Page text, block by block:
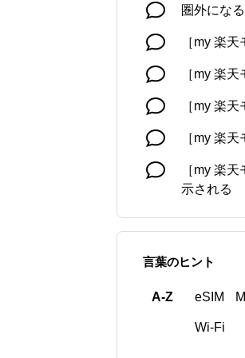
圏外にな
［my 楽
［my 楽
［my 楽
［my 楽
［my 楽
示される
海外ロー
言葉のヒント
A-Z eSIM
Wi-Fi